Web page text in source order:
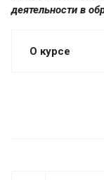
деятельности в
О курсе